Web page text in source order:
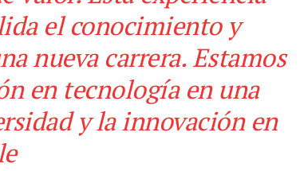
el conocimiento y
nueva carrera. Estamos
en tecnología en una
y la innovación en